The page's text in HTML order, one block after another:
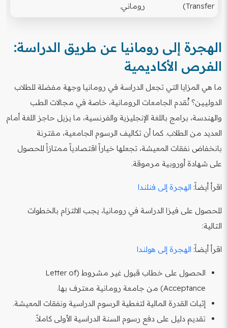
Transfer)
روماني.
الهجرة إلى رومانيا عن طريق الدراسة:
الفرص الأكاديمية
ما هي المزايا التي تجعل الدراسة في رومانيا وجهة مفضلة للطلاب
الدوليين؟ تُقدم الجامعات الرومانية، خاصة في مجالات الطب
والهندسة، برامج باللغة الإنجليزية والفرنسية، ما يزيل حاجز اللغة أمام
العديد من الطلاب. كما أن تكاليف الرسوم الجامعية، مقترنة
بانخفاض نفقات المعيشة، تجعلها خياراً اقتصادياً ممتازاً للحصول
على شهادة أوروبية مرموقة.
اقرأ أيضاً: الهجرة إلى فنلندا
للحصول على فيزا الدراسة في رومانيا، يجب الالتزام بالخطوات
التالية:
اقرأ أيضاً: الهجرة إلى هولندا
الحصول على خطاب قبول غير مشروط (Letter of
Acceptance) من جامعة رومانية معترف بها.
إثبات القدرة المالية لتغطية الرسوم الدراسية ونفقات المعيشة.
تقديم دليل على دفع رسوم السنة الدراسية الأولى كاملاً.